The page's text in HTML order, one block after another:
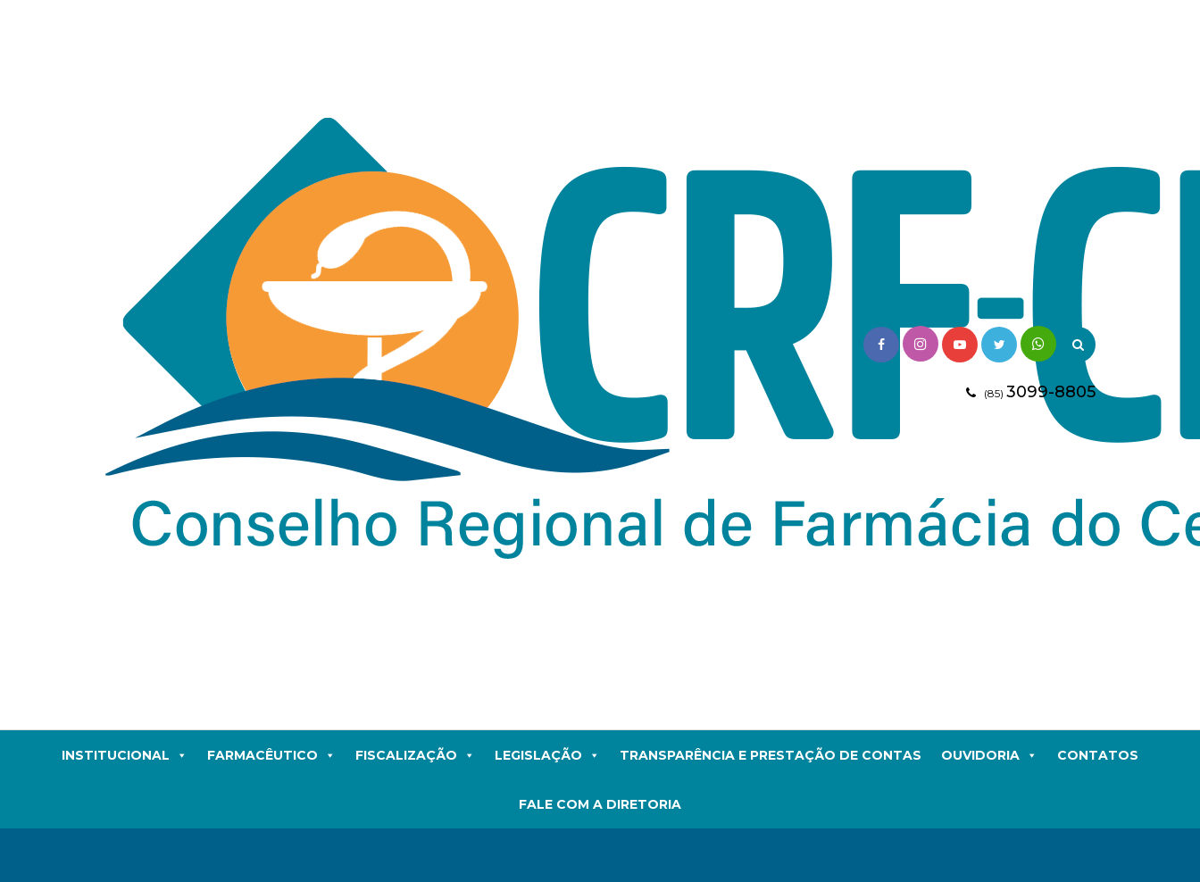
(85) 3099-8805
INSTITUCIONAL FARMACÊUTICO FISCALIZAÇÃO LEGISLAÇÃO TRANSPARÊNCIA E PRESTAÇÃO DE CONTAS OUVIDORIA CONTATOS
FALE COM A DIRETORIA